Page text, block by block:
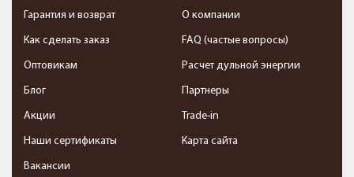
Гарантия и возврат
Как сделать заказ
Оптовикам
Блог
Акции
Наши сертификаты
Вакансии
О компании
FAQ (частые вопросы)
Расчет дульной энергии
Партнеры
Trade-in
Карта сайта